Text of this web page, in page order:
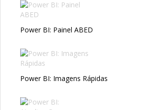
Power BI: Painel ABED
Power BI: Imagens Rápidas